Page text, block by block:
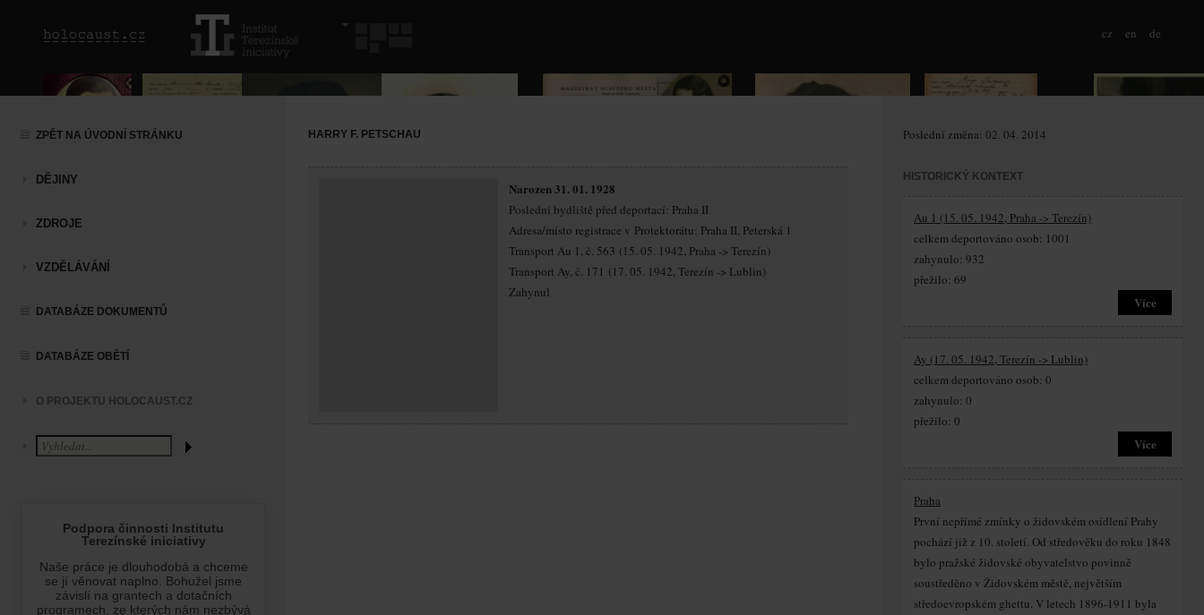
cz en de
ZPĚT NA ÚVODNÍ STRÁNKU
DĚJINY
ZDROJE
VZDĚLÁVÁNÍ
DATABÁZE DOKUMENTŮ
DATABÁZE OBĚTÍ
O PROJEKTU HOLOCAUST.CZ
HARRY F. PETSCHAU
Narozen 31. 01. 1928
Poslední bydliště před deportací: Praha II
Adresa/místo registrace v Protektorátu: Praha II, Peterská 1
Transport Au 1, č. 563 (15. 05. 1942, Praha -> Terezín)
Transport Ay, č. 171 (17. 05. 1942, Terezín -> Lublin)
Zahynul
Poslední změna: 02. 04. 2014
HISTORICKÝ KONTEXT
Au 1 (15. 05. 1942, Praha -> Terezín)
celkem deportováno osob: 1001
zahynulo: 932
přežilo: 69
Více
Ay (17. 05. 1942, Terezín -> Lublin)
celkem deportováno osob: 0
zahynulo: 0
přežilo: 0
Více
Praha
První nepřímé zmínky o židovském osídlení Prahy
pochází již z 10. století. Od středověku do roku 1848
bylo pražské židovské obyvatelstvo povinně
soustředěno v Židovském městě, největším
středoevropském ghettu. V letech 1896-1911 byla